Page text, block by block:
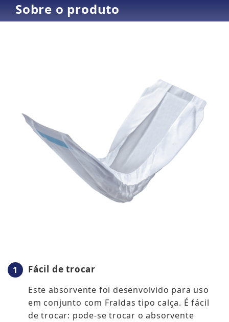
Sobre o produto
Fácil de trocar
Este absorvente foi desenvolvido para uso
em conjunto com Fraldas tipo calça. É fácil
de trocar: pode-se trocar o absorvente